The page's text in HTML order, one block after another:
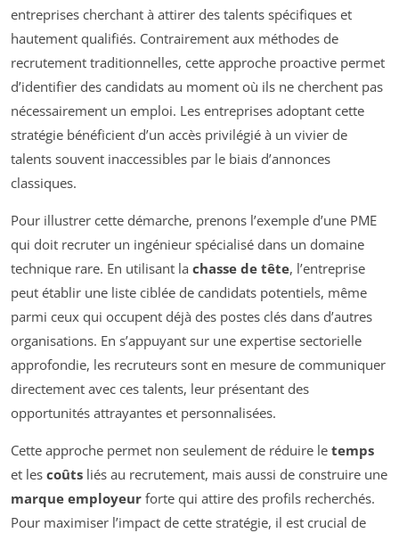
entreprises cherchant à attirer des talents spécifiques et
hautement qualifiés. Contrairement aux méthodes de
recrutement traditionnelles, cette approche proactive permet
d’identifier des candidats au moment où ils ne cherchent pas
nécessairement un emploi. Les entreprises adoptant cette
stratégie bénéficient d’un accès privilégié à un vivier de
talents souvent inaccessibles par le biais d’annonces
classiques.
Pour illustrer cette démarche, prenons l’exemple d’une PME
qui doit recruter un ingénieur spécialisé dans un domaine
technique rare. En utilisant la chasse de tête, l’entreprise
peut établir une liste ciblée de candidats potentiels, même
parmi ceux qui occupent déjà des postes clés dans d’autres
organisations. En s’appuyant sur une expertise sectorielle
approfondie, les recruteurs sont en mesure de communiquer
directement avec ces talents, leur présentant des
opportunités attrayantes et personnalisées.
Cette approche permet non seulement de réduire le temps
et les coûts liés au recrutement, mais aussi de construire une
marque employeur forte qui attire des profils recherchés.
Pour maximiser l’impact de cette stratégie, il est crucial de